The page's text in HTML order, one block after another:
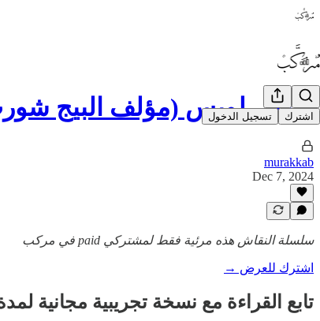
اشترك تسجيل الدخول
مايكل لويس (مؤلف البيج
murakkab
Dec 7, 2024
سلسلة النقاش هذه مرئية فقط لمشتركي paid في مركب
اشترك للعرض →
تابع القراءة مع نسخة تجريبية مجانية لمدة 7